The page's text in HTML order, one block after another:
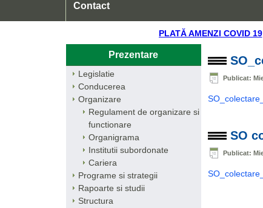
Contact
PLATĂ AMENZI COVID
Prezentare
Legislatie
Conducerea
Organizare
Regulament de organizare si
functionare
Organigrama
Institutii subordonate
Cariera
Programe si strategii
Rapoarte si studii
Structura
Publicat:
SO
Publicat: